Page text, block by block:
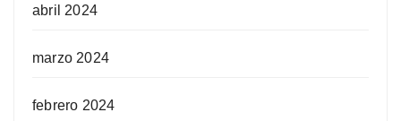
abril 2024
marzo 2024
febrero 2024